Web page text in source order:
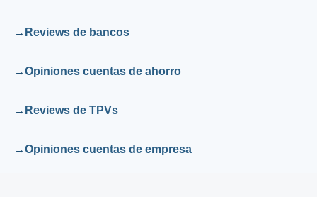
Reviews de bancos
Opiniones cuentas de ahorro
Reviews de TPVs
Opiniones cuentas de empresa